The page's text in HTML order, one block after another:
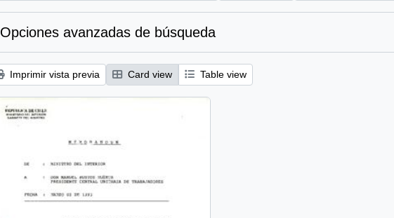
Opciones avanzadas de búsqueda
Imprimir vista previa Card view Table view